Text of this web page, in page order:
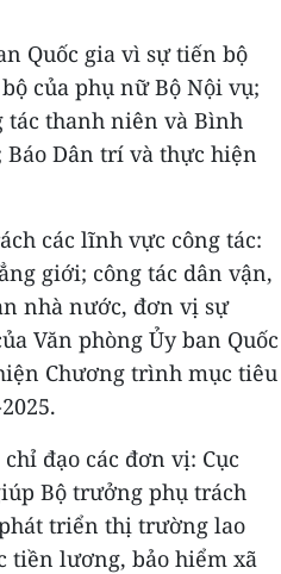
Quốc gia vì sự tiến bộ
của phụ nữ Bộ Nội vụ;
tác thanh niên và Bình
Báo Dân trí và thực hiện
các lĩnh vực công tác:
giới; công tác dân vận,
nhà nước, đơn vị sự
Văn phòng Ủy ban Quốc
Chương trình mục tiêu
đạo các đơn vị: Cục
Bộ trưởng phụ trách
triển thị trường lao
tiền lương, bảo hiểm xã